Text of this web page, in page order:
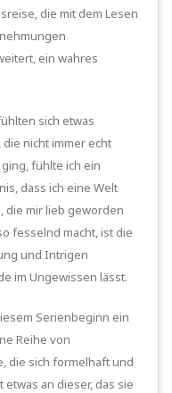
die mit dem Lesen
ein wahres
sich etwas
nicht immer echt
fühlte ich ein
dass ich eine Welt
die mir lieb geworden
fesselnd macht, ist die
und Intrigen
im Ungewissen lässt.
Serienbeginn ein
Reihe von
die sich formelhaft und
an dieser, das sie